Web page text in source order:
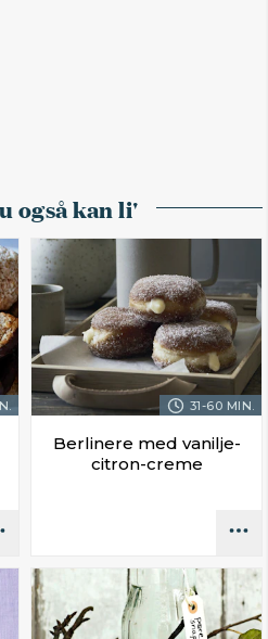
også kan li'
31-60 MIN.
Berlinere med vanilje-
citron-creme